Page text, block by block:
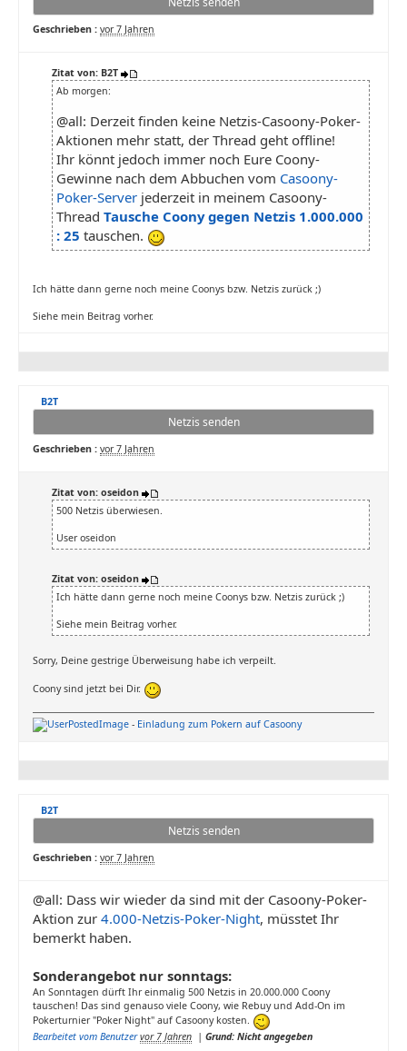
Geschrieben : vor 7 Jahren
Zitat von: B2T
Ab morgen:
@all: Derzeit finden keine Netzis-Casoony-Poker-
Aktionen mehr statt, der Thread geht offline!
Ihr könnt jedoch immer noch Eure Coony-
Gewinne nach dem Abbuchen vom Casoony-
Poker-Server jederzeit in meinem Casoony-
Thread Tausche Coony gegen Netzis 1.000.000
: 25 tauschen.
Ich hätte dann gerne noch meine Coonys bzw. Netzis zurück ;)
Siehe mein Beitrag vorher.
B2T
Netzis senden
Geschrieben : vor 7 Jahren
Zitat von: oseidon
500 Netzis überwiesen.
User oseidon
Zitat von: oseidon
Ich hätte dann gerne noch meine Coonys bzw. Netzis zurück ;)
Siehe mein Beitrag vorher.
Sorry, Deine gestrige Überweisung habe ich verpeilt.
Coony sind jetzt bei Dir.
- Einladung zum Pokern auf Casoony
B2T
Netzis senden
Geschrieben : vor 7 Jahren
@all: Dass wir wieder da sind mit der Casoony-Poker-
Aktion zur 4.000-Netzis-Poker-Night, müsstet Ihr
bemerkt haben.
Sonderangebot nur sonntags:
An Sonntagen dürft Ihr einmalig 500 Netzis in 20.000.000 Coony
tauschen! Das sind genauso viele Coony, wie Rebuy und Add-On im
Pokerturnier "Poker Night" auf Casoony kosten.
Bearbeitet vom Benutzer vor 7 Jahren | Grund: Nicht angegeben